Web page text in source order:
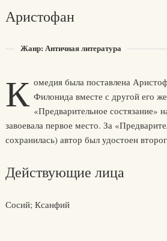
Аристофан
Жанр: Античная литература
К омедия была поставлена
Филонида вместе с другой его
«Предварительное состязание»
завоевала первое место. За
сохранилась) автор был удостоен
Действующие лица
Сосий; Ксанфий